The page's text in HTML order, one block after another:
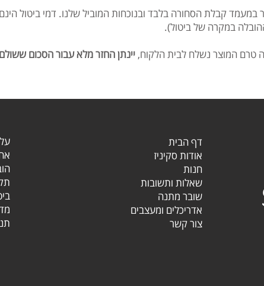
במקרה של ביטול).
יינתן החזר מלא עבור הסכום ששולם
דף הבית
אודות סקיניז
חנות
שאלות ותשובות
שובר מתנה
אדריכלים ומעצבים
צור קשר